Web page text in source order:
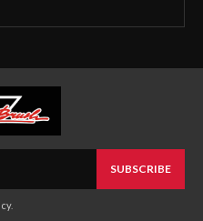
SUBSCRIBE
.